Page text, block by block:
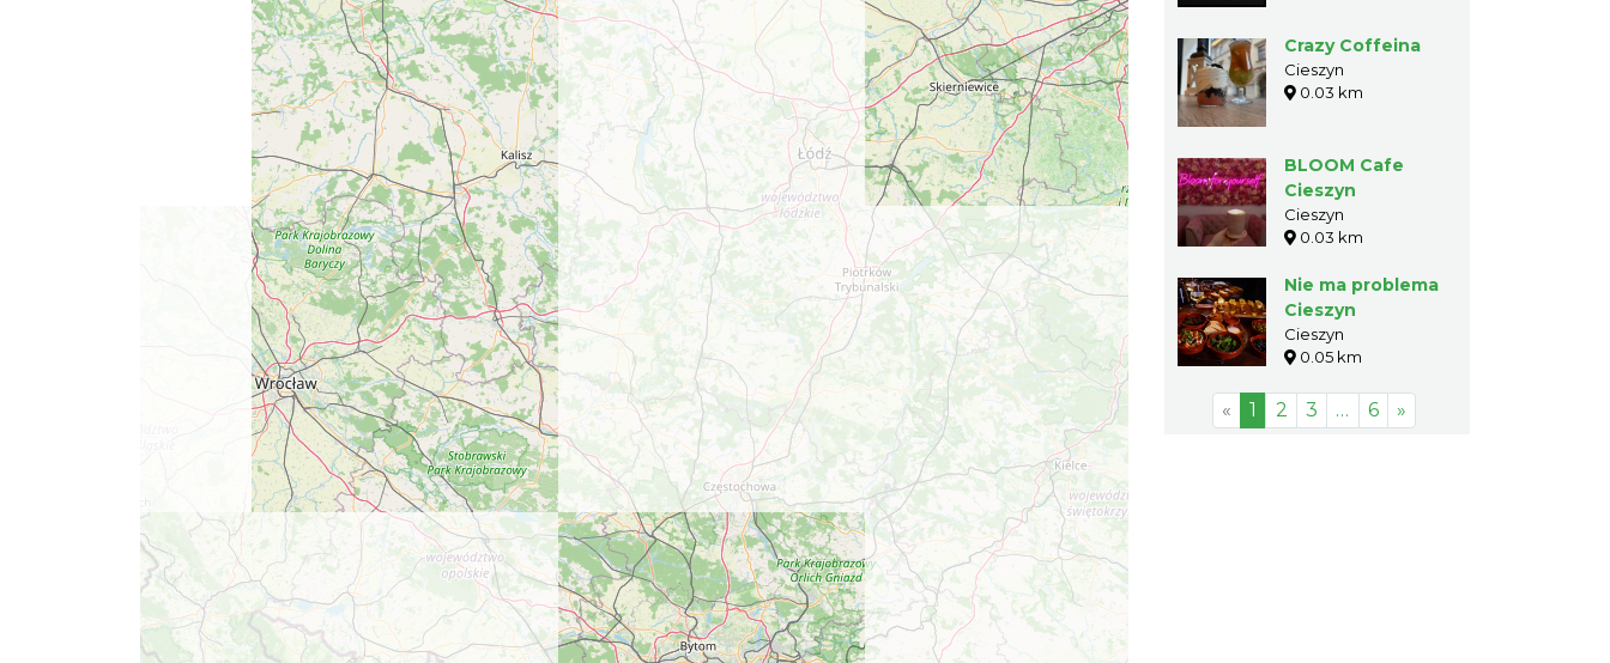
Crazy Coffeina
Cieszyn
0.03 km
BLOOM Cafe
Cieszyn
Cieszyn
0.03 km
Nie ma problema
Cieszyn
Cieszyn
0.05 km
« 1 2 3 … 6 »